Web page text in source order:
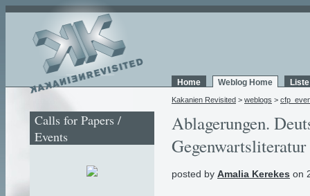
Home Weblog Home
Kakanien Revisited > weblogs >
Ablagerungen.
Gegenwartsliteratur
posted by Amalia Kerekes on
Calls for Papers /
Events